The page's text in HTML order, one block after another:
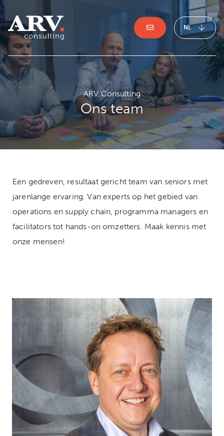
Ons team
ARV Consulting
Een gedreven, resultaat gericht team van seniors met
jarenlange ervaring. Van experts op het gebied van
operations en supply chain, programma managers en
facilitators tot hands-on omzetters. Maak kennis met
onze mensen!
NL